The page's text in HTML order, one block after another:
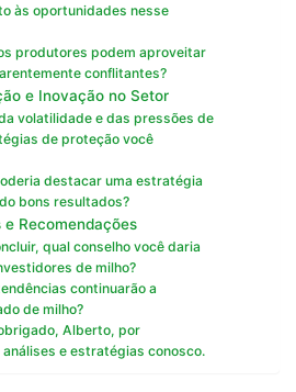
às oportunidades nesse
produtores podem aproveitar
conflitantes?
e Inovação no Setor
volatilidade e das pressões de
de proteção você
destacar uma estratégia
bons resultados?
e Recomendações
qual conselho você daria
de milho?
continuarão a
de milho?
Alberto, por
e estratégias conosco.